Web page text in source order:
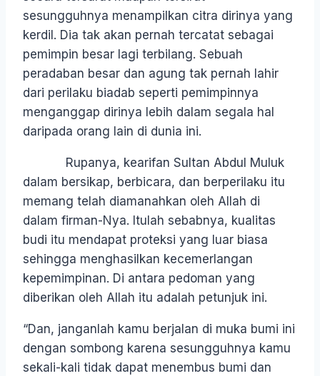
sesungguhnya menampilkan citra dirinya yang
kerdil. Dia tak akan pernah tercatat sebagai
pemimpin besar lagi terbilang. Sebuah
peradaban besar dan agung tak pernah lahir
dari perilaku biadab seperti pemimpinnya
menganggap dirinya lebih dalam segala hal
daripada orang lain di dunia ini.
Rupanya, kearifan Sultan Abdul Muluk
dalam bersikap, berbicara, dan berperilaku itu
memang telah diamanahkan oleh Allah di
dalam firman-Nya. Itulah sebabnya, kualitas
budi itu mendapat proteksi yang luar biasa
sehingga menghasilkan kecemerlangan
kepemimpinan. Di antara pedoman yang
diberikan oleh Allah itu adalah petunjuk ini.
“Dan, janganlah kamu berjalan di muka bumi ini
dengan sombong karena sesungguhnya kamu
sekali-kali tidak dapat menembus bumi dan